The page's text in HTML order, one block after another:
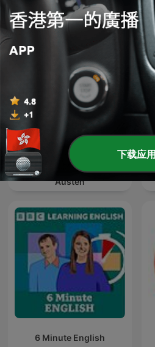
BBC Newsround
learn-english-podcast –
Learn English with Jane
Austen
6 Minute English
下载应用